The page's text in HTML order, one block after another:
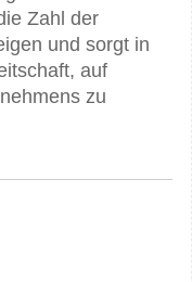
Zahl der
und sorgt in
auf
zu